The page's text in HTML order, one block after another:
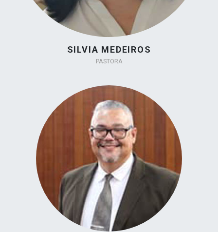
SILVIA MEDEIROS
PASTORA